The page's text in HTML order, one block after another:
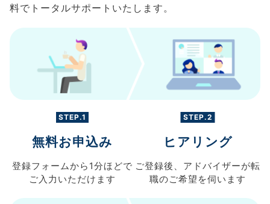
料でトータルサポートいたします。
STEP.1
無料お申込み
登録フォームから 1分ほどで
ご入力 いただけます
STEP.2
ヒアリング
ご登録後、 アドバイザーが転
職のご希望を伺います